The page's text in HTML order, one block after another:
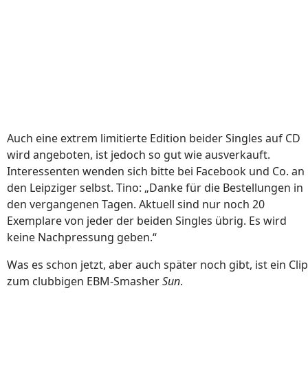
Auch eine extrem limitierte Edition beider Singles auf CD
wird angeboten, ist jedoch so gut wie ausverkauft.
Interessenten wenden sich bitte bei Facebook und Co. an
den Leipziger selbst. Tino: „Danke für die Bestellungen in
den vergangenen Tagen. Aktuell sind nur noch 20
Exemplare von jeder der beiden Singles übrig. Es wird
keine Nachpressung geben.“
Was es schon jetzt, aber auch später noch gibt, ist ein Clip
zum clubbigen EBM-SmasherSun.